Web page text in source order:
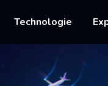
Technologie